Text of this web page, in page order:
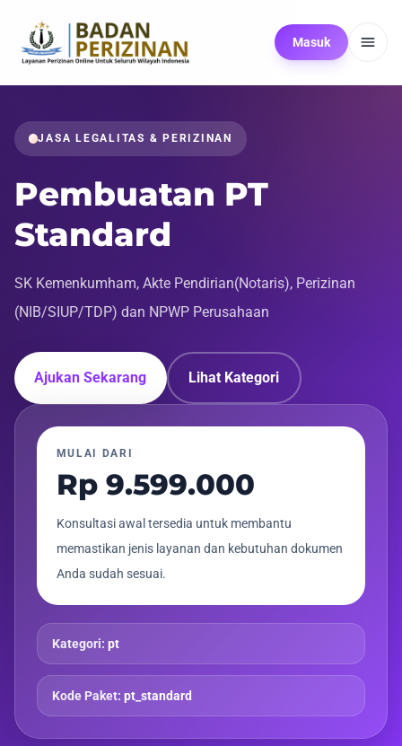
Masuk
JASA LEGALITAS & PERIZINAN
Pembuatan PT
Standard
SK Kemenkumham, Akte Pendirian(Notaris), Perizinan
(NIB/SIUP/TDP) dan NPWP Perusahaan
Ajukan Sekarang Lihat Kategori
MULAI DARI
Rp 9.599.000
Konsultasi awal tersedia untuk membantu
memastikan jenis layanan dan kebutuhan dokumen
Anda sudah sesuai.
Kategori: pt
Kode Paket: pt_standard